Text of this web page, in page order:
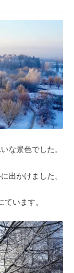
な景色でした。
出かけました。
ています。